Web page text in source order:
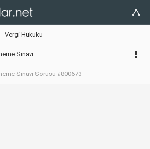
Vergi Hukuku
Sınavı
Sınavı Sorusu #800673